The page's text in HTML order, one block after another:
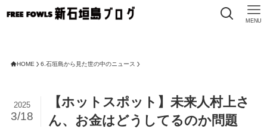
MENU
HOME 6.石垣島から見た世の中のニュース
【ホットスポット】未来人村上さ
ん、お金はどうしてるのか問題
2025
3/18